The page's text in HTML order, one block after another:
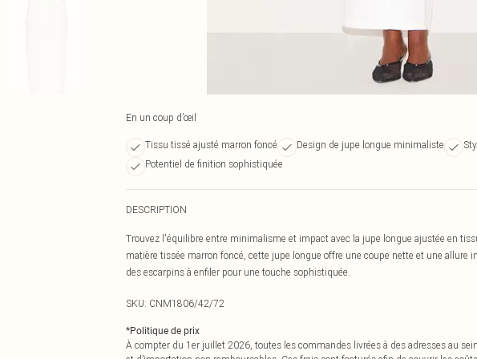
En un coup d’œil
Tissu tissé ajusté marron foncé Design de jupe longue minimaliste
Potentiel de finition sophistiquée
DESCRIPTION
Trouvez l'équilibre entre minimalisme et impact avec la jupe longue ajustée en
matière tissée marron foncé, cette jupe longue offre une coupe nette et une allure
des escarpins à enfiler pour une touche sophistiquée.
SKU: CNM1806/42/72
*Politique de prix
À compter du 1er juillet 2026, toutes les commandes livrées à des adresses au